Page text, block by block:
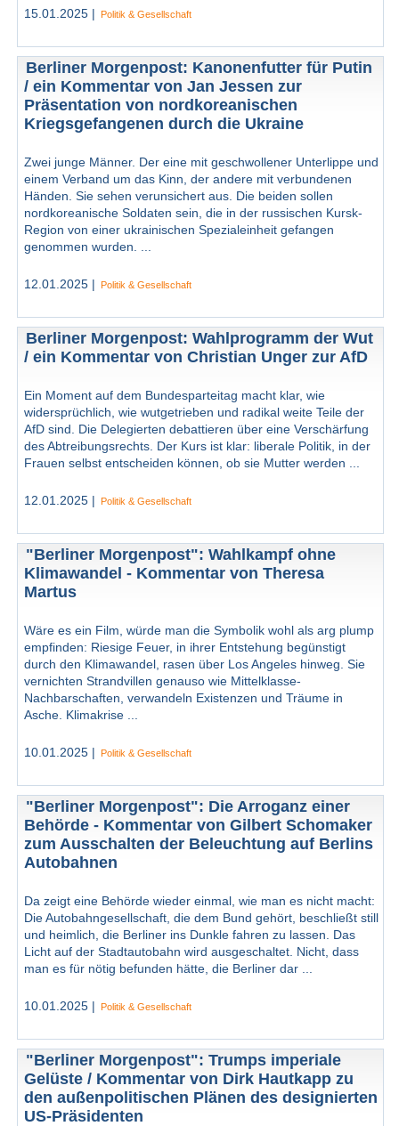
15.01.2025 | Politik & Gesellschaft
Berliner Morgenpost: Kanonenfutter für Putin
/ ein Kommentar von Jan Jessen zur
Präsentation von nordkoreanischen
Kriegsgefangenen durch die Ukraine
Zwei junge Männer. Der eine mit geschwollener Unterlippe und
einem Verband um das Kinn, der andere mit verbundenen
Händen. Sie sehen verunsichert aus. Die beiden sollen
nordkoreanische Soldaten sein, die in der russischen Kursk-
Region von einer ukrainischen Spezialeinheit gefangen
genommen wurden. ...
12.01.2025 | Politik & Gesellschaft
Berliner Morgenpost: Wahlprogramm der Wut
/ ein Kommentar von Christian Unger zur AfD
Ein Moment auf dem Bundesparteitag macht klar, wie
widersprüchlich, wie wutgetrieben und radikal weite Teile der
AfD sind. Die Delegierten debattieren über eine Verschärfung
des Abtreibungsrechts. Der Kurs ist klar: liberale Politik, in der
Frauen selbst entscheiden können, ob sie Mutter werden ...
12.01.2025 | Politik & Gesellschaft
"Berliner Morgenpost": Wahlkampf ohne
Klimawandel - Kommentar von Theresa
Martus
Wäre es ein Film, würde man die Symbolik wohl als arg plump
empfinden: Riesige Feuer, in ihrer Entstehung begünstigt
durch den Klimawandel, rasen über Los Angeles hinweg. Sie
vernichten Strandvillen genauso wie Mittelklasse-
Nachbarschaften, verwandeln Existenzen und Träume in
Asche. Klimakrise ...
10.01.2025 | Politik & Gesellschaft
"Berliner Morgenpost": Die Arroganz einer
Behörde - Kommentar von Gilbert Schomaker
zum Ausschalten der Beleuchtung auf Berlins
Autobahnen
Da zeigt eine Behörde wieder einmal, wie man es nicht macht:
Die Autobahngesellschaft, die dem Bund gehört, beschließt still
und heimlich, die Berliner ins Dunkle fahren zu lassen. Das
Licht auf der Stadtautobahn wird ausgeschaltet. Nicht, dass
man es für nötig befunden hätte, die Berliner dar ...
10.01.2025 | Politik & Gesellschaft
"Berliner Morgenpost": Trumps imperiale
Gelüste / Kommentar von Dirk Hautkapp zu
den außenpolitischen Plänen des designierten
US-Präsidenten